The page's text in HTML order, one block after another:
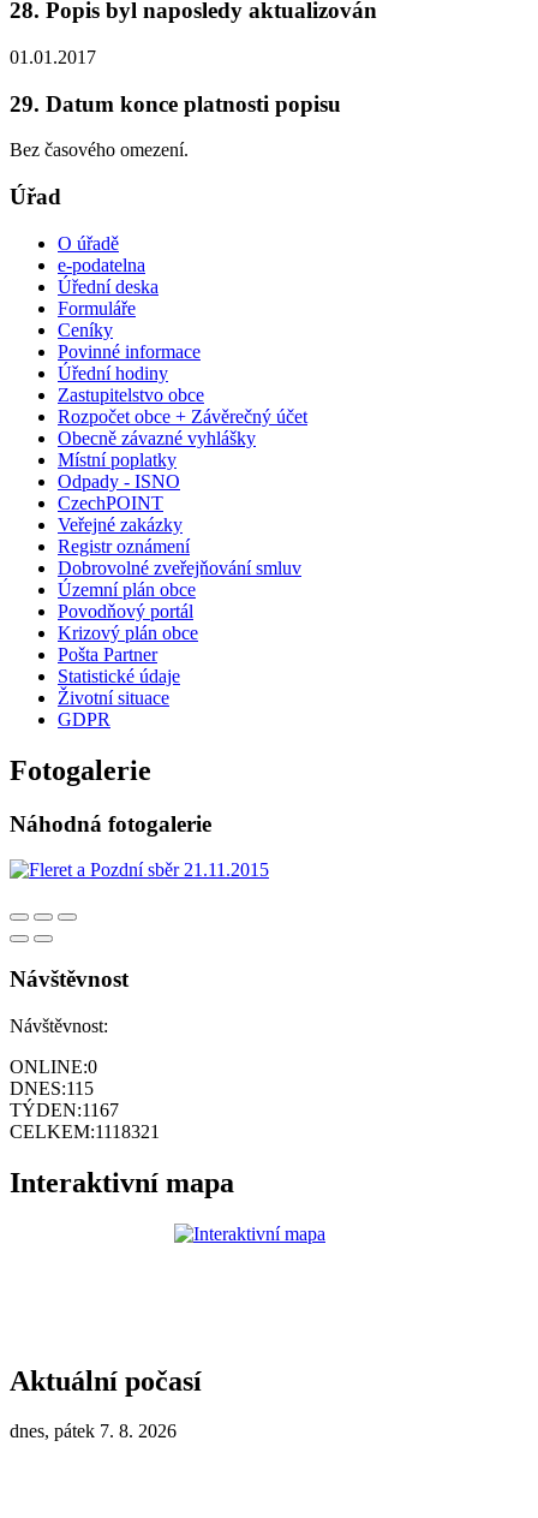
28. Popis byl naposledy aktualizován
01.01.2017
29. Datum konce platnosti popisu
Bez časového omezení.
Úřad
O úřadě
e-podatelna
Úřední deska
Formuláře
Ceníky
Povinné informace
Úřední hodiny
Zastupitelstvo obce
Rozpočet obce + Závěrečný účet
Obecně závazné vyhlášky
Místní poplatky
Odpady - ISNO
CzechPOINT
Veřejné zakázky
Registr oznámení
Dobrovolné zveřejňování smluv
Územní plán obce
Povodňový portál
Krizový plán obce
Pošta Partner
Statistické údaje
Životní situace
GDPR
Fotogalerie
Náhodná fotogalerie
Návštěvnost
Návštěvnost:
ONLINE:0
DNES:115
TÝDEN:1167
CELKEM:1118321
Interaktivní mapa
Aktuální počasí
dnes, pátek 7. 8. 2026